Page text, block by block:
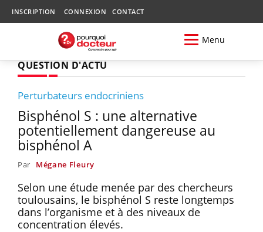
INSCRIPTION CONNEXION CONTACT
Menu
QUESTION D'ACTU
Perturbateurs endocriniens
Bisphénol S : une alternative
potentiellement dangereuse au
bisphénol A
Par Mégane Fleury
Selon une étude menée par des chercheurs
toulousains, le bisphénol S reste longtemps
dans l’organisme et à des niveaux de
concentration élevés.